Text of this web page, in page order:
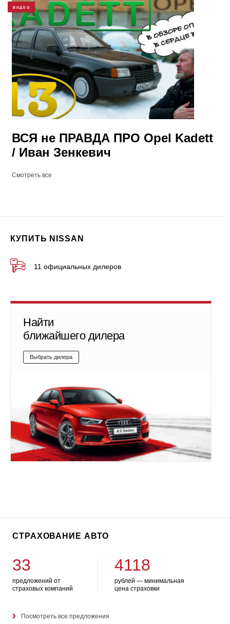
ВИДЕО
ВСЯ не ПРАВДА ПРО Opel Kadett
/ Иван Зенкевич
Смотреть все
КУПИТЬ NISSAN
11 официальных дилеров
Найти
ближайшего дилера
Выбрать дилера
СТРАХОВАНИЕ АВТО
33
предложений от
страховых компаний
4118
рублей — минимальная
цена страховки
Посмотреть все предложения